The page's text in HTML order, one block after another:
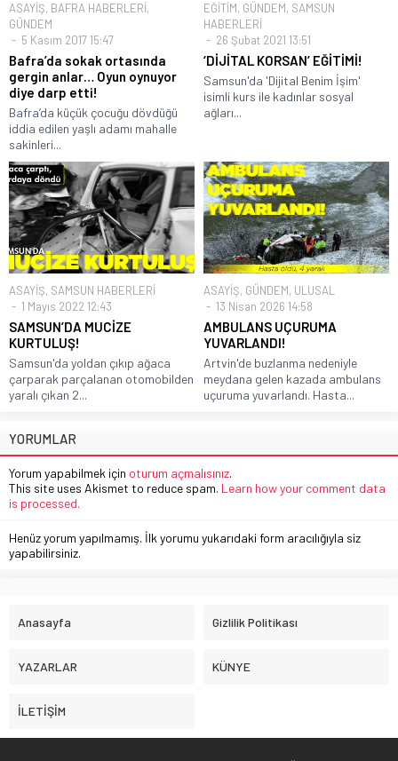
ASAYİŞ, BAFRA HABERLERİ,
GÜNDEM
5 Kasım 2017 15:47
Bafra’da sokak ortasında
gergin anlar… Oyun oynuyor
diye darp etti!
Bafra’da küçük çocuğu dövdüğü
iddia edilen yaşlı adamı mahalle
sakinleri...
EĞİTİM, GÜNDEM, SAMSUN
HABERLERİ
26 Şubat 2021 13:51
‘DİJİTAL KORSAN’ EĞİTİMİ!
Samsun'da 'Dijital Benim İşim'
isimli kurs ile kadınlar sosyal
ağları...
ASAYİŞ, SAMSUN HABERLERİ
1 Mayıs 2022 12:43
SAMSUN’DA MUCİZE
KURTULUŞ!
Samsun'da yoldan çıkıp ağaca
çarparak parçalanan otomobilden
yaralı çıkan 2...
ASAYİŞ, GÜNDEM, ULUSAL
13 Nisan 2026 14:58
AMBULANS UÇURUMA
YUVARLANDI!
Artvin'de buzlanma nedeniyle
meydana gelen kazada ambulans
uçuruma yuvarlandı. Hasta...
YORUMLAR
Yorum yapabilmek için oturum açmalısınız.
This site uses Akismet to reduce spam. Learn how your comment data
is processed.
Henüz yorum yapılmamış. İlk yorumu yukarıdaki form aracılığıyla siz
yapabilirsiniz.
Anasayfa Gizlilik Politikası
YAZARLAR KÜNYE
İLETİŞİM